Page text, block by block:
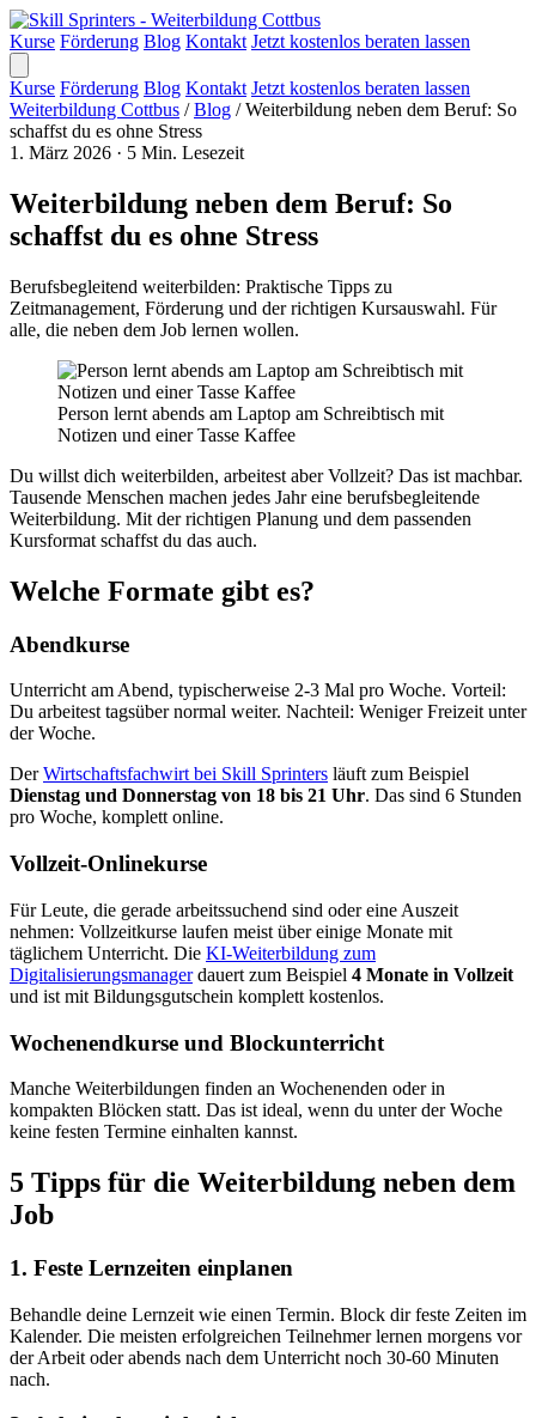
Kurse Förderung Blog Kontakt Jetzt kostenlos beraten lassen
Kurse Förderung Blog Kontakt Jetzt kostenlos beraten lassen
Weiterbildung Cottbus / Blog / Weiterbildung neben dem Beruf: So
schaffst du es ohne Stress
1. März 2026 · 5 Min. Lesezeit
Weiterbildung neben dem Beruf: So
schaffst du es ohne Stress
Berufsbegleitend weiterbilden: Praktische Tipps zu
Zeitmanagement, Förderung und der richtigen Kursauswahl. Für
alle, die neben dem Job lernen wollen.
Person lernt abends am Laptop am Schreibtisch mit
Notizen und einer Tasse Kaffee
Du willst dich weiterbilden, arbeitest aber Vollzeit? Das ist machbar.
Tausende Menschen machen jedes Jahr eine berufsbegleitende
Weiterbildung. Mit der richtigen Planung und dem passenden
Kursformat schaffst du das auch.
Welche Formate gibt es?
Abendkurse
Unterricht am Abend, typischerweise 2-3 Mal pro Woche. Vorteil:
Du arbeitest tagsüber normal weiter. Nachteil: Weniger Freizeit unter
der Woche.
DerWirtschaftsfachwirt bei Skill Sprinters läuft zum Beispiel
Dienstag und Donnerstag von 18 bis 21 Uhr. Das sind 6 Stunden
pro Woche, komplett online.
Vollzeit-Onlinekurse
Für Leute, die gerade arbeitssuchend sind oder eine Auszeit
nehmen: Vollzeitkurse laufen meist über einige Monate mit
täglichem Unterricht. Die KI-Weiterbildung zum
Digitalisierungsmanagerdauert zum Beispiel 4 Monate in Vollzeit
und ist mit Bildungsgutschein komplett kostenlos.
Wochenendkurse und Blockunterricht
Manche Weiterbildungen finden an Wochenenden oder in
kompakten Blöcken statt. Das ist ideal, wenn du unter der Woche
keine festen Termine einhalten kannst.
5 Tipps für die Weiterbildung neben dem
Job
1. Feste Lernzeiten einplanen
Behandle deine Lernzeit wie einen Termin. Block dir feste Zeiten im
Kalender. Die meisten erfolgreichen Teilnehmer lernen morgens vor
der Arbeit oder abends nach dem Unterricht noch 30-60 Minuten
nach.